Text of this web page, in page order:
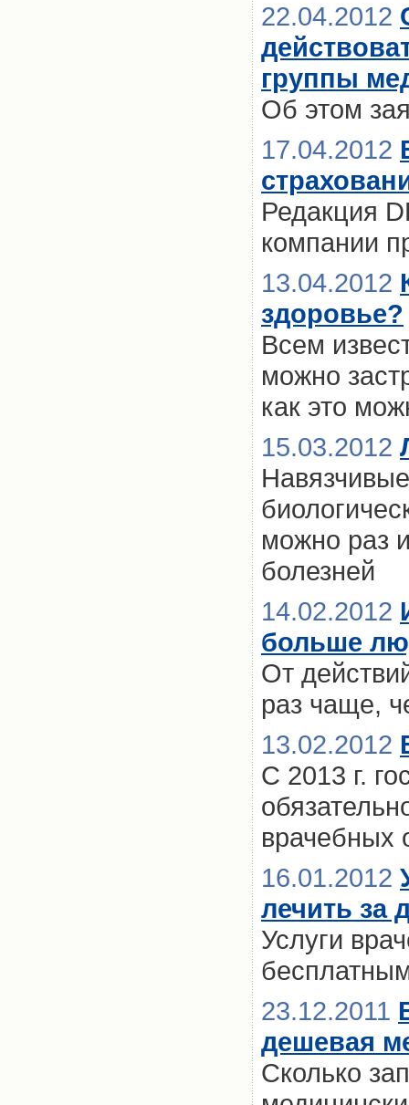
22.04.2012
группы
Об этом
17.04.2012
Редакция
компании
13.04.2012
здоровье?
Всем
можно
как это
15.03.2012
можно раз
болезней
14.02.2012
больше
От
раз чаще,
13.02.2012
С 2013 г.
врачебных
16.01.2012
лечить за
Услуги
23.12.2011
дешевая
Сколько